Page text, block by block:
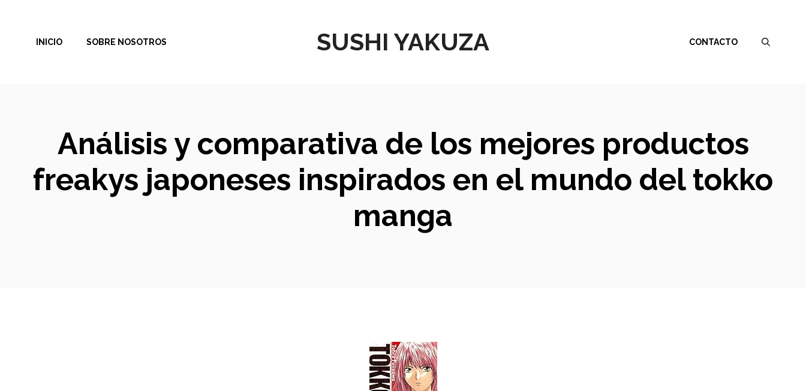
contenido
SUSHI YAKUZA
INICIO SOBRE NOSOTROS CONTACTO
Análisis y comparativa de los mejores productos
freakys japoneses inspirados en el mundo del tokko
manga